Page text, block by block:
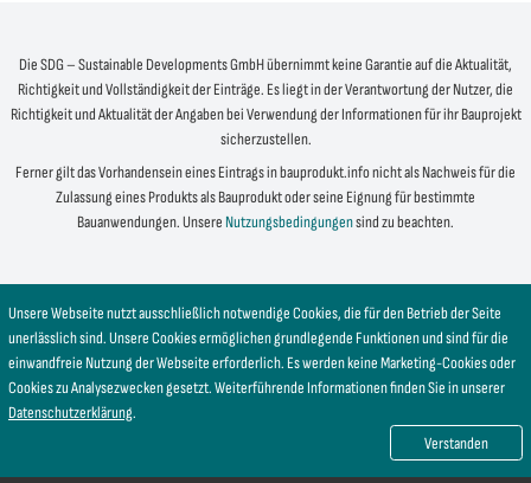
Die SDG – Sustainable Developments GmbH übernimmt keine Garantie auf die Aktualität,
Richtigkeit und Vollständigkeit der Einträge. Es liegt in der Verantwortung der Nutzer, die
Richtigkeit und Aktualität der Angaben bei Verwendung der Informationen für ihr Bauprojekt
sicherzustellen.
Ferner gilt das Vorhandensein eines Eintrags in bauprodukt.info nicht als Nachweis für die
Zulassung eines Produkts als Bauprodukt oder seine Eignung für bestimmte
Bauanwendungen. Unsere Nutzungsbedingungensind zu beachten.
Unsere Webseite nutzt ausschließlich notwendige Cookies, die für den Betrieb der Seite
unerlässlich sind. Unsere Cookies ermöglichen grundlegende Funktionen und sind für die
einwandfreie Nutzung der Webseite erforderlich. Es werden keine Marketing-Cookies oder
Cookies zu Analysezwecken gesetzt. Weiterführende Informationen finden Sie in unserer
Datenschutzerklärung.
Verstanden